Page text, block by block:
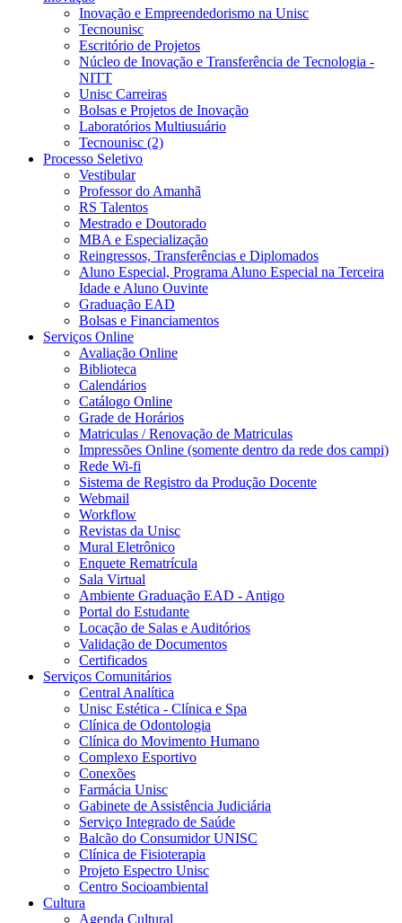
Inovação e Empreendedorismo na Unisc
Tecnounisc
Escritório de Projetos
Núcleo de Inovação e Transferência de Tecnologia -
NITT
Unisc Carreiras
Bolsas e Projetos de Inovação
Laboratórios Multiusuário
Tecnounisc (2)
Processo Seletivo
Vestibular
Professor do Amanhã
RS Talentos
Mestrado e Doutorado
MBA e Especialização
Reingressos, Transferências e Diplomados
Aluno Especial, Programa Aluno Especial na Terceira
Idade e Aluno Ouvinte
Graduação EAD
Bolsas e Financiamentos
Serviços Online
Avaliação Online
Biblioteca
Calendários
Catálogo Online
Grade de Horários
Matriculas / Renovação de Matriculas
Impressões Online (somente dentro da rede dos campi)
Rede Wi-fi
Sistema de Registro da Produção Docente
Webmail
Workflow
Revistas da Unisc
Mural Eletrônico
Enquete Rematrícula
Sala Virtual
Ambiente Graduação EAD - Antigo
Portal do Estudante
Locação de Salas e Auditórios
Validação de Documentos
Certificados
Serviços Comunitários
Central Analítica
Unisc Estética - Clínica e Spa
Clínica de Odontologia
Clínica do Movimento Humano
Complexo Esportivo
Conexões
Farmácia Unisc
Gabinete de Assistência Judiciária
Serviço Integrado de Saúde
Balcão do Consumidor UNISC
Clínica de Fisioterapia
Projeto Espectro Unisc
Centro Socioambiental
Cultura
Agenda Cultural